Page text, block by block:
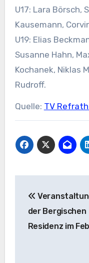
U17: Lara Börsch,
Kausemann,
U19: Elias
Susanne Hahn,
Kochanek, Niklas
Rudroff.
Quelle: TV
der Bergischen
Residenz im